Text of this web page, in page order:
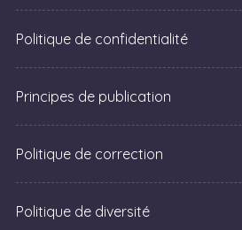
Politique de confidentialité
Principes de publication
Politique de correction
Politique de diversité